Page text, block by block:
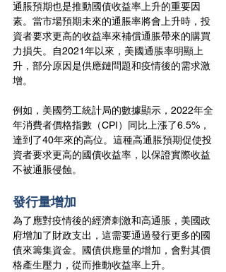
通脹預期也是推動國債收益率上升的重要因
素。當市場預期未來的通脹率將會上升時，投
資者要求更高的收益率來補償通脹帶來的購買
力損失。自2021年以來，美國通脹率明顯上
升，部分原因是供應鏈問題和疫情後的需求激
增。
例如，美國勞工統計局的數據顯示，2022年全
年消費者價格指數（CPI）同比上漲了6.5%，
達到了40年來的高位。這種高通脹預期促使投
資者要求更高的國債收益率，以保證實際收益
不被通脹侵蝕。
發行量增加
為了應對疫情後的經濟刺激和高通脹，美國政
府增加了財政支出，這需要通過發行更多的國
債來籌集資金。國債供應量的增加，會對其價
格產生壓力，從而推動收益率上升。